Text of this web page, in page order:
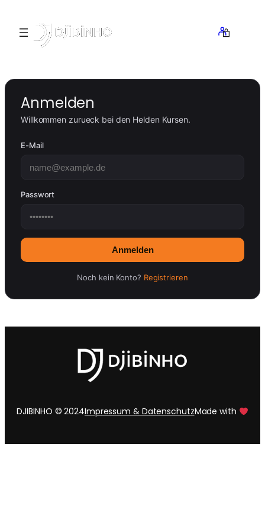
Inhalt
springen
Anmelden
Willkommen zurueck bei den Helden Kursen.
E-Mail
Passwort
Anmelden
Noch kein Konto? Registrieren
DJIBINHO © 2024Impressum & DatenschutzMade with